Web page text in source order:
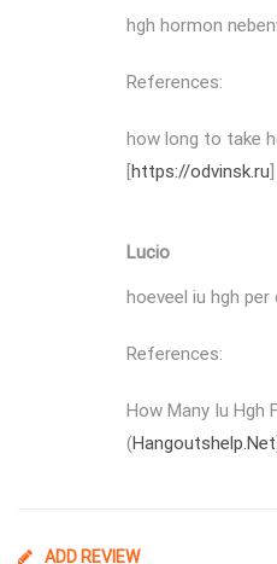
hgh hormon
References:
how long to take
[https://odvinsk.ru]
Lucio
hoeveel iu hgh per
References:
How Many Iu Hgh
(Hangoutshelp.Net
ADD REVIEW